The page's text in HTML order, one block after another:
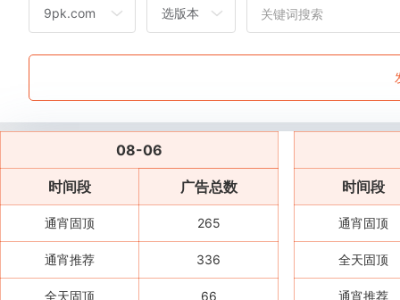
08-06
时间段 广告总数
通宵固顶 265
通宵推荐 336
全天固顶 66
时间段
通宵固顶
全天固顶
通宵推荐